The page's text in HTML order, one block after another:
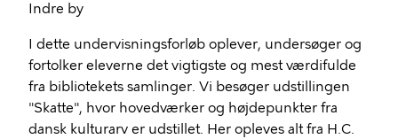
Indre by
I dette undervisningsforløb oplever, undersøger og
fortolker eleverne det vigtigste og mest værdifulde
fra bibliotekets samlinger. Vi besøger udstillingen
"Skatte", hvor hovedværker og højdepunkter fra
dansk kulturarv er udstillet. Her opleves alt fra H.C.